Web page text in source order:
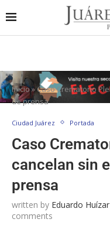
Inicio»Caso Crematorio
de prensa
Ciudad Juárez Portada
Caso
cancelan sin
prensa
written by Eduardo Huízar
comments